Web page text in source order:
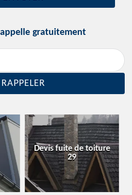
gratuitement
Entreprise de toiture
29